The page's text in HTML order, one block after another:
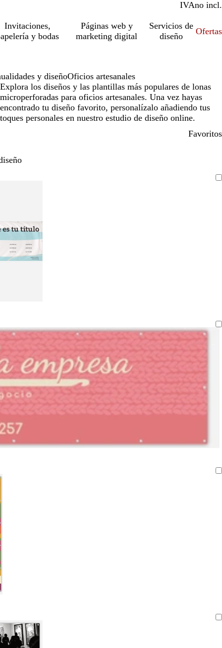
IVAincl.
no incl.
Invitaciones,
y bodas
Páginas web y
marketing digital
Servicios de
diseño
Ofertas
y diseñoOficios artesanales
Explora los diseños y las plantillas más populares de lonas
microperforadas para oficios artesanales. Una vez hayas
encontrado tu diseño favorito, personalízalo añadiendo tus
toques personales en nuestro estudio de diseño online.
Favoritos